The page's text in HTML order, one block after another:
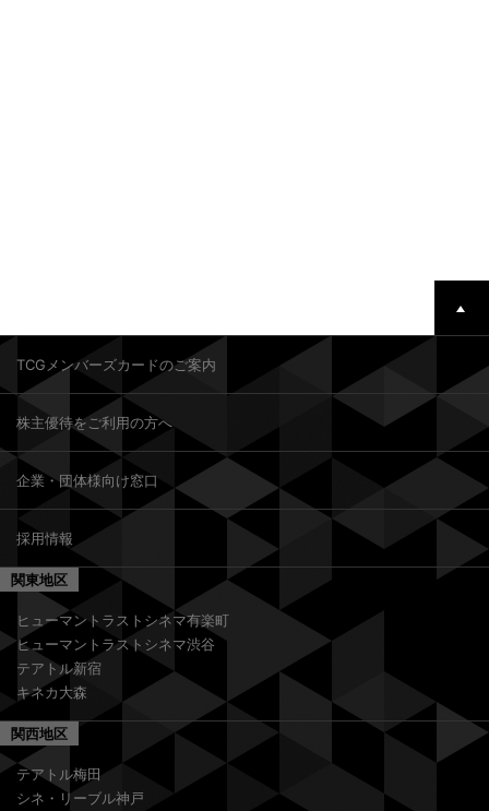
TCGメンバーズカードのご案内
株主優待をご利用の方へ
企業・団体様向け窓口
採用情報
関東地区
ヒューマントラストシネマ有楽町
ヒューマントラストシネマ渋谷
テアトル新宿
キネカ大森
関西地区
テアトル梅田
シネ・リーブル神戸